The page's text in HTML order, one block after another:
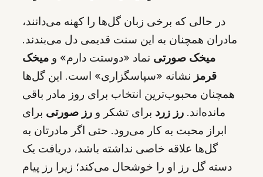
در حالی که برخی زبان گل‌ها را کهنه می‌دانند،
مادران همچنان به این سنت قدیمی دل می‌بندند.
میخک صورتی نماد «دوستت دارم» و میخک
قرمز نشانه «سپاسگزاری» است. این گل‌ها
همچنان محبوب‌ترین انتخاب برای روز مادر باقی
مانده‌اند. رز زرد برای تشکر و رز صورتی برای
ابراز محبت به کار می‌رود. حتی اگر مادرتان به
گل‌ها علاقه خاصی نداشته باشد، دریافت یک
دسته گل رز او را خوشحال می‌کند؛ زیرا رز پیام